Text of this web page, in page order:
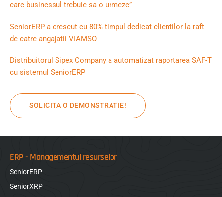
care businessul trebuie sa o urmeze”
SeniorERP a crescut cu 80% timpul dedicat clientilor la raft
de catre angajatii VIAMSO
Distribuitorul Sipex Company a automatizat raportarea SAF-T
cu sistemul SeniorERP
SOLICITA O DEMONSTRATIE!
ERP - Managementul resurselor
SeniorERP
SeniorXRP